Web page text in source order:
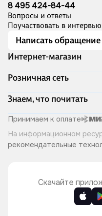
8 495 424-84-44
Вопросы и ответы
Поучаствовать в интервью
Написать обращение
Интернет-магазин
Акции
Доставка и оплата
Программа лояльности
Подарочные сертификаты
Правила продажи
Политика
Розничная сеть
Адреса магазинов
Книжный Дозор
О компании
Читай-город для бизнеса
Хотите у нас работать?
Знаем, что почитать
Скоро в продаже
Лучшие из лучших
Читай-журнал
Принимаем к оплате
На информационном
рекомендательные
Скачайте